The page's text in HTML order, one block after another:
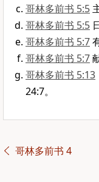
哥林多前书 5:5
哥林多前书 5:5
哥林多前书 5:7
哥林多前书 5:7
哥林多前书 5:13
24:7。
哥林多前书 4